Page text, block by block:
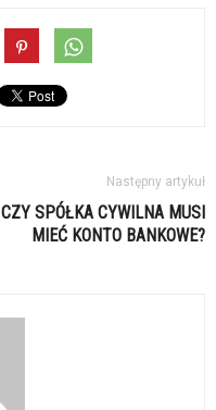
Następny artykuł
CZY SPÓŁKA CYWILNA MUSI
MIEĆ KONTO BANKOWE?